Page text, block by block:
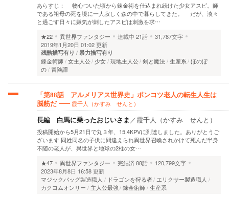
あらすじ： 物心ついた頃から錬金術を仕込まれ続けた少女アスピ。師
である祖母の死を境に一人寂しく森の中で暮らしてきた。 だが、淡々
と過ごす日々に嫌気が刺したアスピは刺激を求…
★22
異世界ファンタジー 連載中 21話
31,787文字
2019年1月20日 01:02 更新
残酷描写有り 暴力描写有り
錬金術師 女主人公 少女 現地主人公 剣と魔法 生産系 ほのぼ
の
冒険譚
「第88話 アルメリアス世界史」ポンコツ老人の転生人生は
脳筋だ
霞千人（かすみ せんと）
長編 白馬に乗ったおじいさま ／霞千人（かすみ せんと）
投稿開始から5月21日で丸３年、15.4KPVに到達しました。ありがとうご
ざいます 同姓同名の子供に間違えられ異世界召喚されかけて死んだ半身
不随の老人が、異世界と地球の2柱の女…
★47
異世界ファンタジー 完結済88話
120,799文字
2023年8月8日 16:58 更新
マジックバッグ製造職人
ドラゴンを狩る者
エリクサー製造職人
カクヨムオンリー
主人公最強 錬金術師 生産系